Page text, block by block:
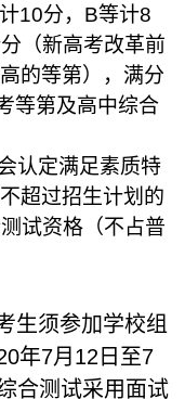
10分， B等计8
（新高考改革前
的等第）
，满分
等第及高中综合
认定满足素质特
超过招生计划的
试资格（不占普
生须参加学校组
年7月 12日 至7
合测试采用面试